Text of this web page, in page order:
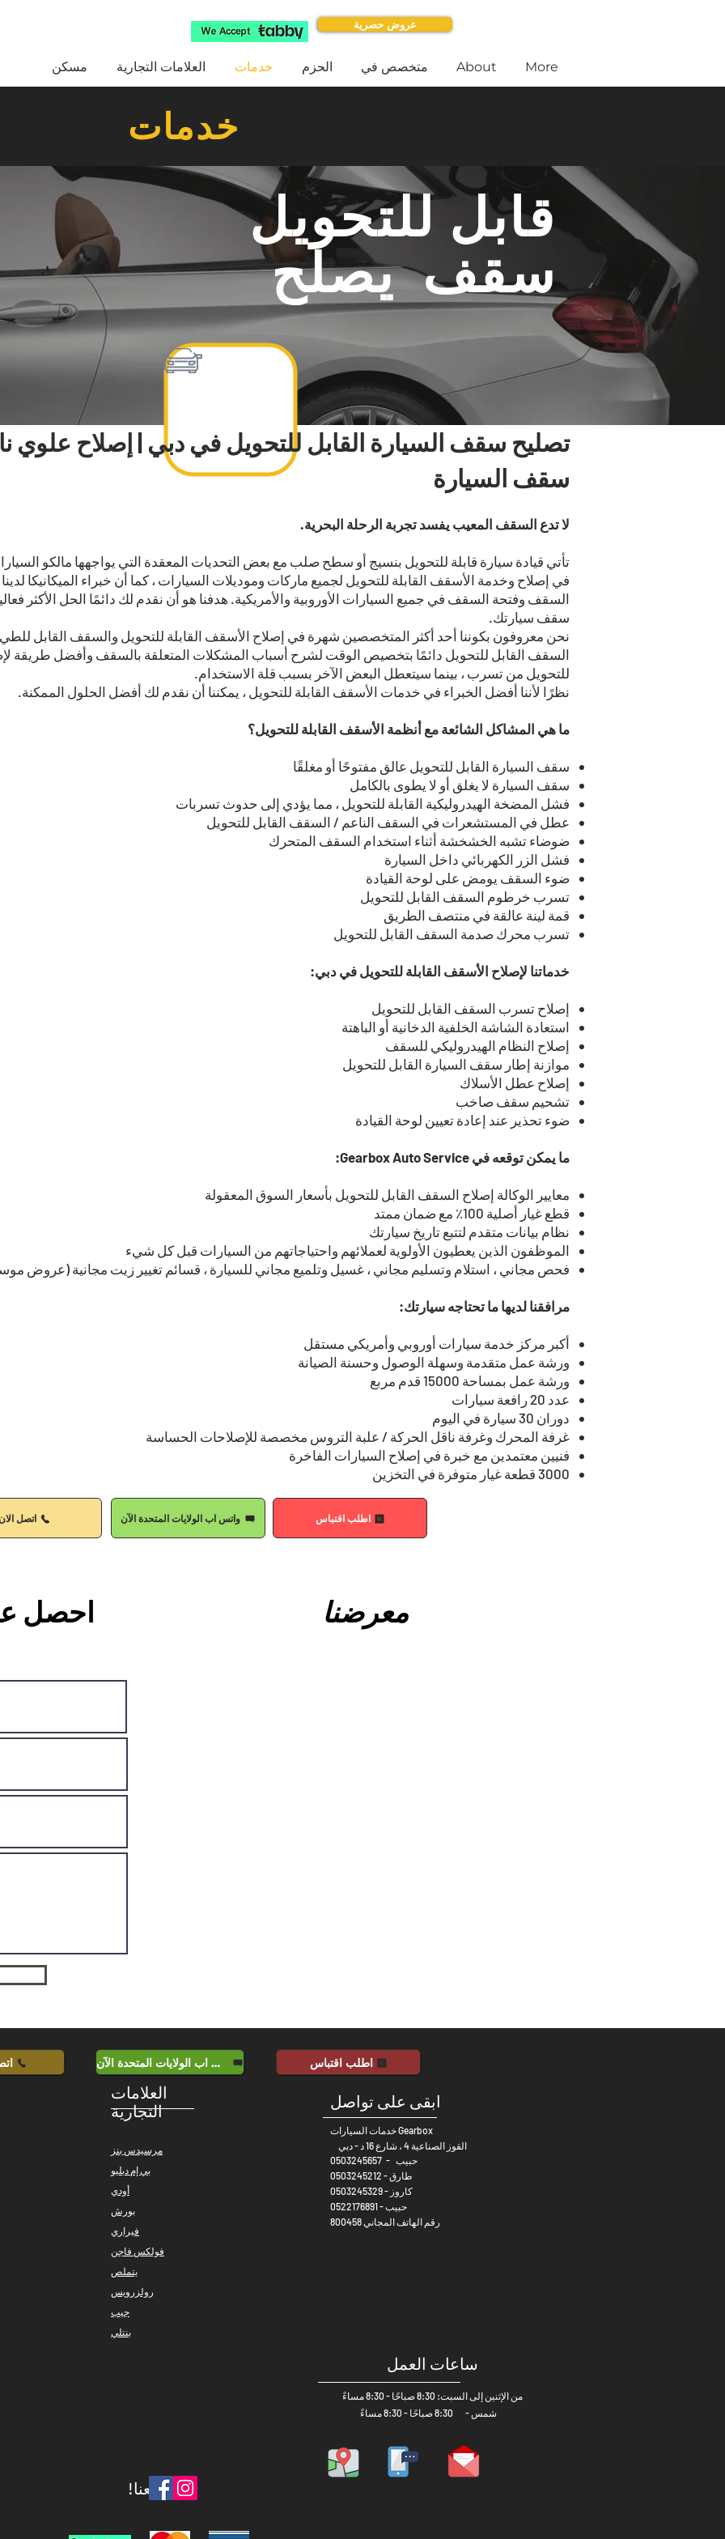
عروض حصرية
مسكن العلامات التجارية خدمات الحزم متخصص في About More
خدمات
قابل للتحويل
سقف يصلح
تصليح سقف السيارة القابل للتحويل في دبي | إصلاح علوي
سقف السيارة
لا تدع السقف المعيب يفسد تجربة الرحلة البحرية.
تأتي قيادة سيارة قابلة للتحويل بنسيج أو سطح صلب مع بعض التحديات المعقدة التي يواجهها مالكو
في إصلاح وخدمة الأسقف القابلة للتحويل لجميع ماركات وموديلات السيارات ، كما أن خبراء الميكانيكا
السقف وفتحة السقف في جميع السيارات الأوروبية والأمريكية. هدفنا هو أن نقدم لك دائمًا الحل الأكثر
سقف سيارتك.
نحن معروفون بكوننا أحد أكثر المتخصصين شهرة في إصلاح الأسقف القابلة للتحويل والسقف القابل
السقف القابل للتحويل دائمًا بتخصيص الوقت لشرح أسباب المشكلات المتعلقة بالسقف وأفضل طريقة
للتحويل من تسرب ، بينما سيتعطل البعض الآخر بسبب قلة الاستخدام.
نظرًا لأننا أفضل الخبراء في خدمات الأسقف القابلة للتحويل ، يمكننا أن نقدم لك أفضل الحلول الممكنة.
ما هي المشاكل الشائعة مع أنظمة الأسقف القابلة للتحويل؟
سقف السيارة القابل للتحويل عالق مفتوحًا أو مغلقًا
سقف السيارة لا يغلق أو لا يطوى بالكامل
فشل المضخة الهيدروليكية القابلة للتحويل ، مما يؤدي إلى حدوث تسربات
عطل في المستشعرات في السقف الناعم / السقف القابل للتحويل
ضوضاء تشبه الخشخشة أثناء استخدام السقف المتحرك
فشل الزر الكهربائي داخل السيارة
ضوء السقف يومض على لوحة القيادة
تسرب خرطوم السقف القابل للتحويل
قمة لينة عالقة في منتصف الطريق
تسرب محرك صدمة السقف القابل للتحويل
خدماتنا لإصلاح الأسقف القابلة للتحويل في دبي:
إصلاح تسرب السقف القابل للتحويل
استعادة الشاشة الخلفية الدخانية أو الباهتة
إصلاح النظام الهيدروليكي للسقف
موازنة إطار سقف السيارة القابل للتحويل
إصلاح عطل الأسلاك
تشحيم سقف صاخب
ضوء تحذير عند إعادة تعيين لوحة القيادة
ما يمكن توقعه في Gearbox Auto Service:
معايير الوكالة إصلاح السقف القابل للتحويل بأسعار السوق المعقولة
قطع غيار أصلية 100٪ مع ضمان ممتد
نظام بيانات متقدم لتتبع تاريخ سيارتك
الموظفون الذين يعطيون الأولوية لعملائهم واحتياجاتهم من السيارات قبل كل شيء
فحص مجاني ، استلام وتسليم مجاني ، غسيل وتلميع مجاني للسيارة ، قسائم تغيير زيت مجانية (عروض
مرافقنا لديها ما تحتاجه سيارتك:
أكبر مركز خدمة سيارات أوروبي وأمريكي مستقل
ورشة عمل متقدمة وسهلة الوصول وحسنة الصيانة
ورشة عمل بمساحة 15000 قدم مربع
عدد 20 رافعة سيارات
دوران 30 سيارة في اليوم
غرفة المحرك وغرفة ناقل الحركة / علبة التروس مخصصة للإصلاحات الحساسة
فنيين معتمدين مع خبرة في إصلاح السيارات الفاخرة
3000 قطعة غيار متوفرة في التخزين
اتصل واتس اب الولايات المتحدة الآن اطلب اقتباس
احصل معرضنا
واتس اب الولايات المتحدة الآن
العلامات
التجارية
مرسيدس بنز
بي إم دبليو
أودي
بورش
فيراري
فولكس فاجن
يتملص
رولزرويس
جيب
بنتلي
اطلب اقتباس
ابقى على تواصل
خدمات السيارات Gearbox
القوز الصناعية 4 ، شارع 16 د - دبي
حبيب -
0503245657
طارق - 0503245212
كاروز -0503245329
حبيب -0522176891
رقم الهاتف المجاني 800458
ساعات العمل
من الإثنين إلى السبت: 8:30 صباحًا - 8:30 مساءً
شمس -
8:30 صباحًا - 8:30 مساءً
تابعنا!